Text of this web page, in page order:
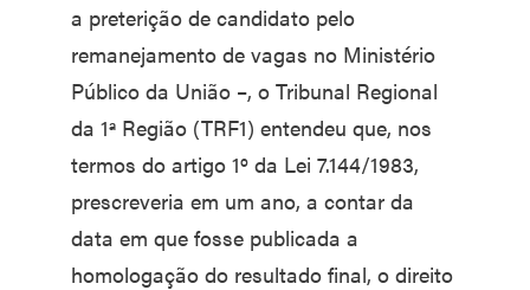
a preterição de candidato pelo
remanejamento de vagas no Ministério
Público da União –, o Tribunal Regional
da 1ª Região (TRF1) entendeu que, nos
termos do artigo 1º da Lei 7.144/1983,
prescreveria em um ano, a contar da
data em que fosse publicada a
homologação do resultado final, o direito